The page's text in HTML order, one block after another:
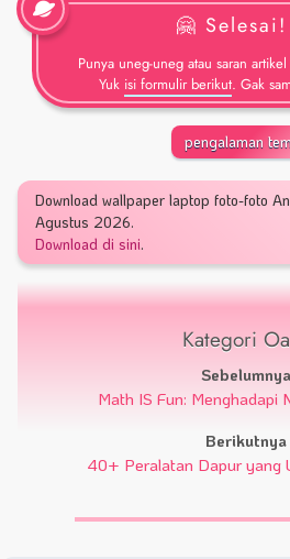
🤗
Punya uneg-uneg atau saran
Yuk isi formulir berikut. Gak
pengalaman
Download wallpaper laptop foto-foto
Agustus 2026.
Download di sini.
Kategori
Sebelumnya
Math IS Fun: Menghadapi
Berikutnya
40+ Peralatan Dapur yang